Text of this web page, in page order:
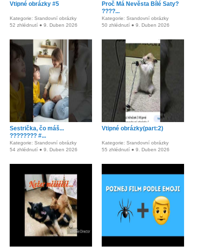
Vtipné obrázky #5
Kategorie: Srandovní obrázky
52 zhlédnutí ● 9. Duben 2026
Proč Má Nevěsta Bílé Saty?
????...
Kategorie: Srandovní obrázky
50 zhlédnutí ● 9. Duben 2026
Sestrička, čo máš...
???????? #...
Kategorie: Srandovní obrázky
54 zhlédnutí ● 9. Duben 2026
Vtipné obrázky(part:2)
Kategorie: Srandovní obrázky
55 zhlédnutí ● 9. Duben 2026